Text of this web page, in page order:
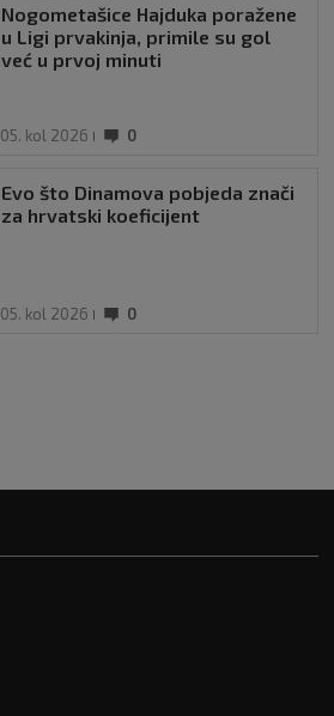
Nogometašice Hajduka poražene
u Ligi prvakinja, primile su gol
već u prvoj minuti
05. kol 2026 0
Evo što Dinamova pobjeda znači
za hrvatski koeficijent
05. kol 2026 0